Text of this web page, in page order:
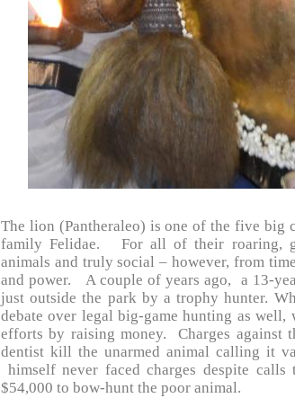
The lion (Pantheraleo) is one of the five big
family Felidae. For all of their roaring,
animals and truly social – however, from
and power.
A couple of years ago, a 13-
just outside the park by a trophy hunter.
debate over legal big-game hunting as well,
efforts by raising money. Charges against
dentist kill the unarmed animal calling it
himself never faced charges despite
$54,000 to bow-hunt the poor animal.